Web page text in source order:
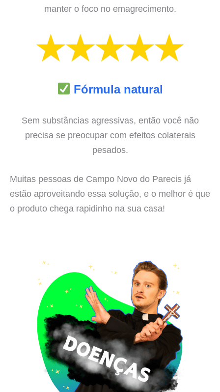
manter o foco no emagrecimento.
Fórmula natural
Sem substâncias agressivas, então você não
precisa se preocupar com efeitos colaterais
pesados.
Muitas pessoas de Campo Novo do Parecis já
estão aproveitando essa solução, e o melhor é que
o produto chega rapidinho na sua casa!